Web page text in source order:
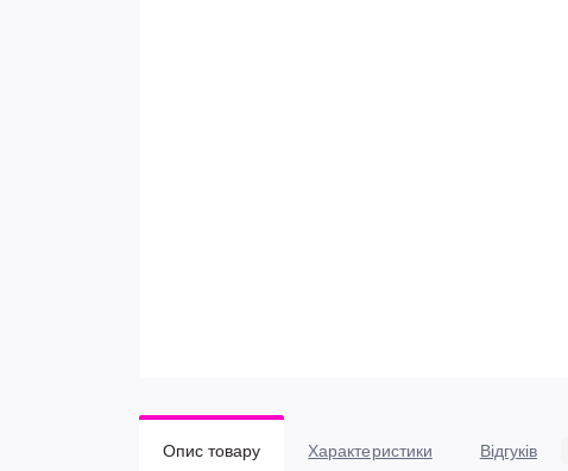
Опис товару Характеристики Відгуків